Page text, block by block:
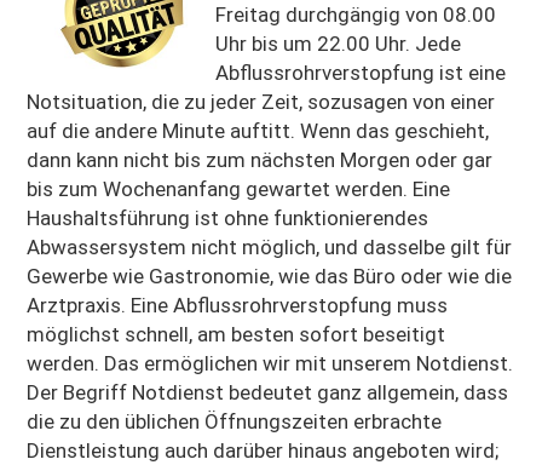
Freitag durchgängig von 08.00
Uhr bis um 22.00 Uhr. Jede
Abflussrohrverstopfung ist eine
Notsituation, die zu jeder Zeit, sozusagen von einer
auf die andere Minute auftitt. Wenn das geschieht,
dann kann nicht bis zum nächsten Morgen oder gar
bis zum Wochenanfang gewartet werden. Eine
Haushaltsführung ist ohne funktionierendes
Abwassersystem nicht möglich, und dasselbe gilt für
Gewerbe wie Gastronomie, wie das Büro oder wie die
Arztpraxis. Eine Abflussrohrverstopfung muss
möglichst schnell, am besten sofort beseitigt
werden. Das ermöglichen wir mit unserem Notdienst.
Der Begriff Notdienst bedeutet ganz allgemein, dass
die zu den üblichen Öffnungszeiten erbrachte
Dienstleistung auch darüber hinaus angeboten wird;